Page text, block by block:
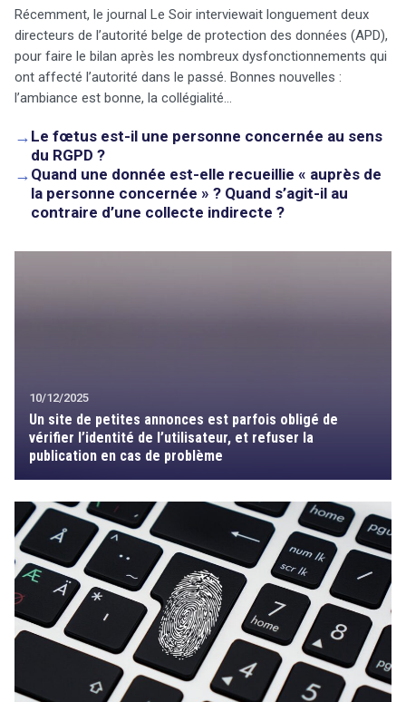
Récemment, le journal Le Soir interviewait longuement deux
directeurs de l’autorité belge de protection des données (APD),
pour faire le bilan après les nombreux dysfonctionnements qui
ont affecté l’autorité dans le passé. Bonnes nouvelles :
l’ambiance est bonne, la collégialité…
→ Le fœtus est-il une personne concernée au sens
du RGPD ?
→ Quand une donnée est-elle recueillie « auprès de
la personne concernée » ? Quand s’agit-il au
contraire d’une collecte indirecte ?
10/12/2025
Un site de petites annonces est parfois obligé de
vérifier l’identité de l’utilisateur, et refuser la
publication en cas de problème